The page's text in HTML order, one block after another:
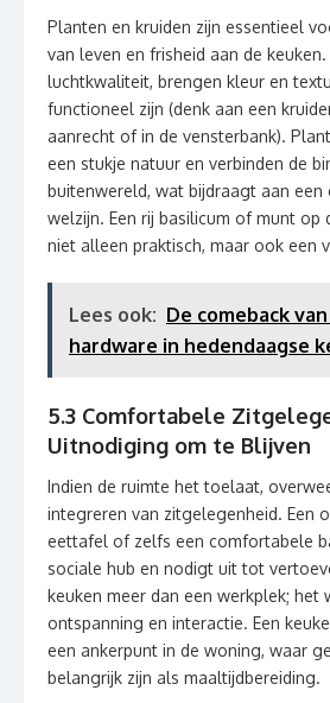
Planten en kruiden zijn essentieel
van leven en frisheid aan de
luchtkwaliteit, brengen kleur en
functioneel zijn (denk aan een
aanrecht of in de vensterbank).
een stukje natuur en verbinden de
buitenwereld, wat bijdraagt aan een
welzijn. Een rij basilicum of munt op
niet alleen praktisch, maar ook een
Lees ook: De comeback
hardware in hedendaagse
5.3 Comfortabele
Uitnodiging om te Blijven
Indien de ruimte het toelaat,
integreren van zitgelegenheid. Een
eettafel of zelfs een comfortabele
sociale hub en nodigt uit tot
keuken meer dan een werkplek; het
ontspanning en interactie. Een
een ankerpunt in de woning, waar
belangrijk zijn als maaltijdbereiding.